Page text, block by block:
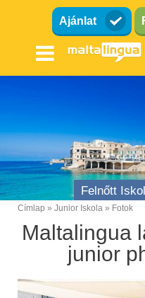
tartalomra
Ajánlat
Felnőtt
Breadcrumb
Címlap Junior Iskola Fotok
Maltalingua
junior